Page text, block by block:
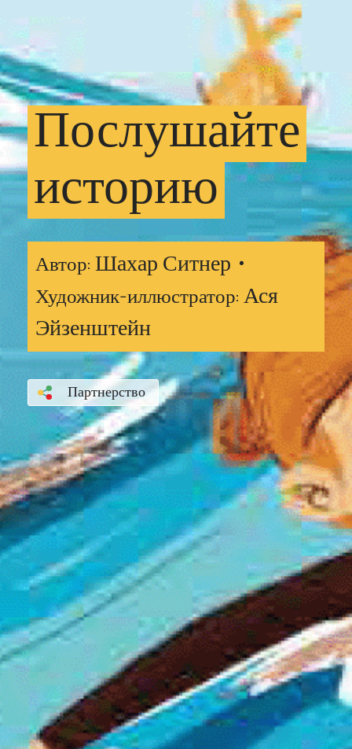
Послушайте
историю
Автор: Шахар Ситнер •
Художник-иллюстратор: Ася
Эйзенштейн
Партнерство